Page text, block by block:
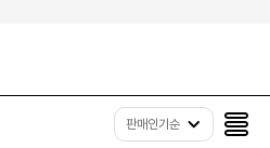
판매인기순